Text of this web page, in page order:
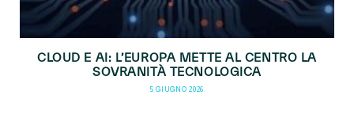
CLOUD E AI: L’EUROPA METTE AL CENTRO LA
SOVRANITÀ TECNOLOGICA
5 GIUGNO 2026